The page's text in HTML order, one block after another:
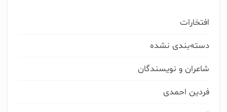
افتخارات
دسته‌بندی نشده
شاعران و نویسندگان
فردین احمدی